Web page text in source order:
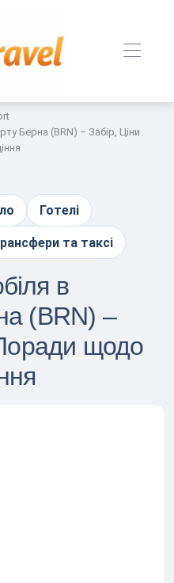
Берна (BRN) – Забір, Ціни
Готелі
та таксі
в
(BRN) –
щодо